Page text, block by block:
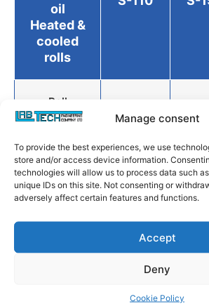
Manage consent
To provide the best experiences, we use
store and/or access device information.
technologies will allow us to process data such
unique IDs on this site. Not consenting or
adversely affect certain features and functions.
Accept
Deny
Cookie Policy
oil
Heated &
cooled
rolls
Roll
diameters
110 150
Roll Widths
(mm)
280
widths
220